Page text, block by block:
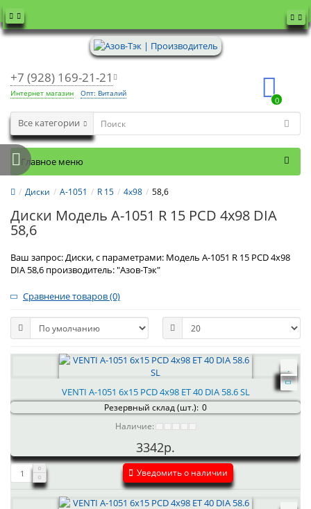
+7 (928) 169-21-21
Интернет магазин Опт: Виталий
0
Все категории
Главное меню
Диски А-1051 R 15 4x98 58,6
Диски Модель А-1051 R 15 PCD 4x98 DIA
58,6
Ваш запрос: Диски, с параметрами: Модель А-1051 R 15 PCD 4x98
DIA 58,6 производитель: "Азов-Тэк"
Сравнение товаров (0)
VENTI А-1051 6x15 PCD 4x98 ET 40 DIA 58.6 SL
Резервный склад (шт.): 0
Наличие:
3342р.
Уведомить о наличии